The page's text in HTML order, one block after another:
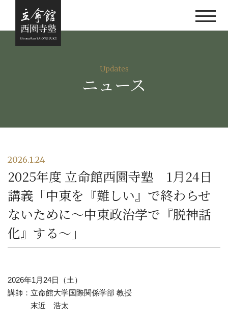
Updates
ニュース
2026.1.24
2025年度 立命館西園寺塾 1月24日
講義「中東を『難しい』で終わらせ
ないために〜中東政治学で『脱神話
化』する〜」
2026年1月24日（土）
講師：立命館大学国際関係学部 教授
末近 浩太